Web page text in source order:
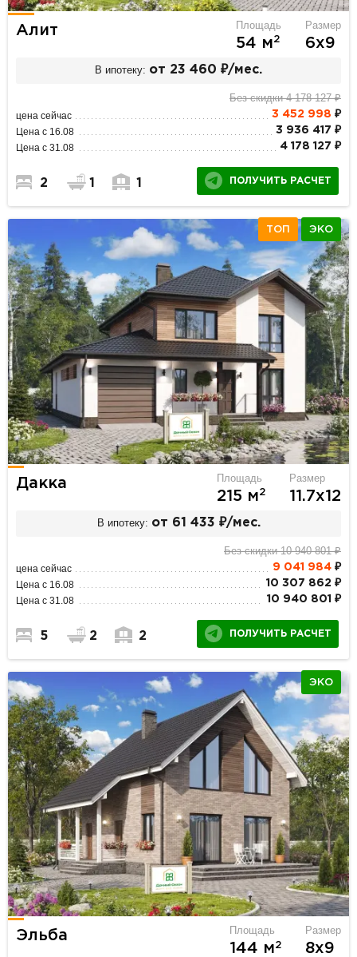
Алит Площадь
54 м2
Размер
6х9
В ипотеку: от 23 460 ₽/мес.
Без скидки 4 178 127 ₽
цена сейчас 3 452 998 ₽
Цена с 16.08 3 936 417 ₽
Цена с 31.08 4 178 127 ₽
2 1 1 ПОЛУЧИТЬ РАСЧЕТ
ТОП ЭКО
Дакка Площадь
215 м2
Размер
11.7х12
В ипотеку: от 61 433 ₽/мес.
Без скидки 10 940 801 ₽
цена сейчас 9 041 984₽
Цена с 16.08 10 307 862 ₽
Цена с 31.08 10 940 801 ₽
5 2 2 ПОЛУЧИТЬ РАСЧЕТ
ЭКО
Эльба Площадь
144 м2
Размер
8х9